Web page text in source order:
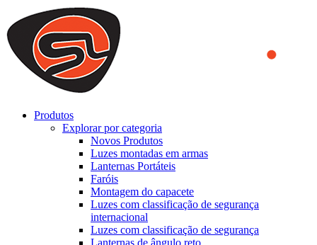
We use cookies to ensure that we provide you the best experience
on our website. By continuing to browse this website, you accept
that cookies are used to help us analyze how the website is used and
to offer you a better experience. To learn more or to find out how
you can disable cookies, you can access our
Produtos
Explorar por categoria
Novos Produtos
Luzes montadas em armas
Lanternas Portáteis
Faróis
Montagem do capacete
Luzes com classificação de segurança
internacional
Luzes com classificação de segurança
Lanternas de ângulo reto